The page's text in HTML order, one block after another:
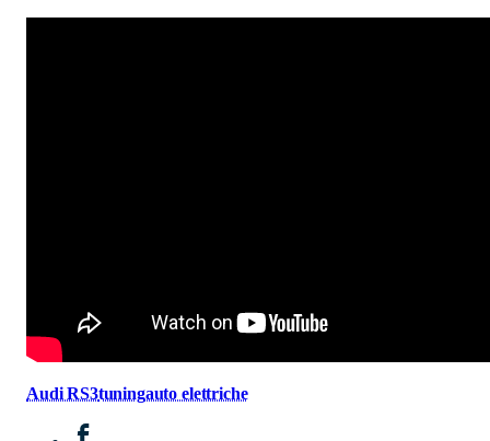
Audi RS3tuningauto elettriche